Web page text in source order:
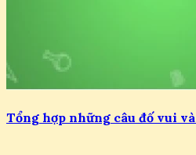
Tổng hợp những câu đố vui